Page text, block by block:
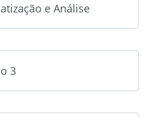
e Análise
3